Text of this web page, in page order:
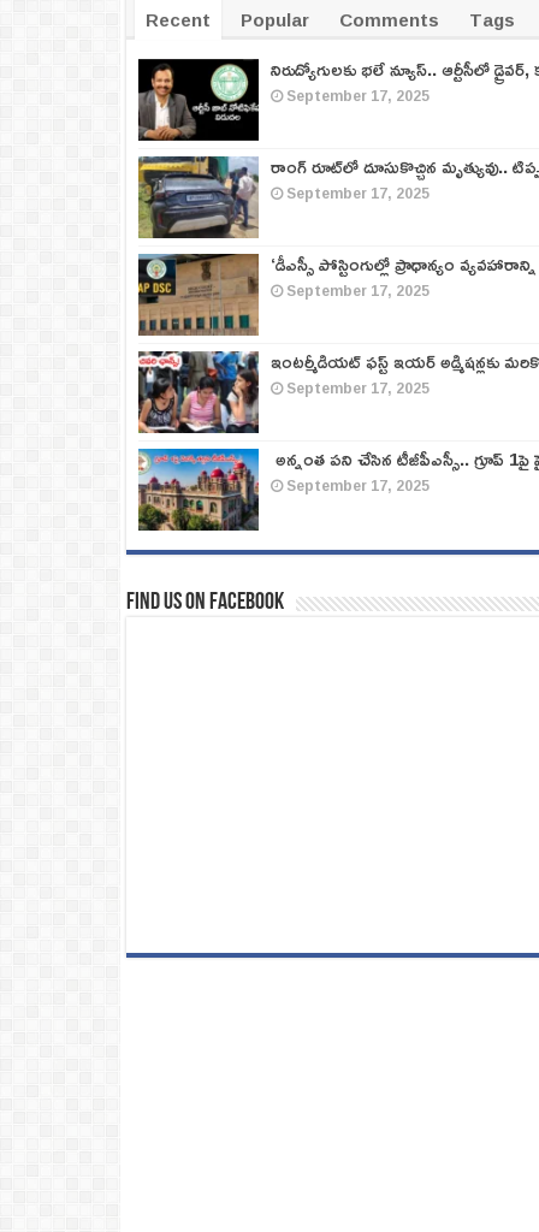
Recent Popular Comments
Tags
నిరుద్యోగులకు భలే న్యూస్.. ఆర్టీసీలో
September 17, 2025
రాంగ్ రూట్‌లో దూసుకొచ్చిన మృత్యువు..
September 17, 2025
‘డీఎస్సీ పోస్టింగుల్లో ప్రాధాన్యం
September 17, 2025
ఇంటర్మీడియట్ ఫస్ట్‌ ఇయర్‌ అడ్మిషన్లకు
September 17, 2025
అన్నంత పని చేసిన టీజీపీఎస్సీ.. గ్రూప్‌
September 17, 2025
Find us on Facebook